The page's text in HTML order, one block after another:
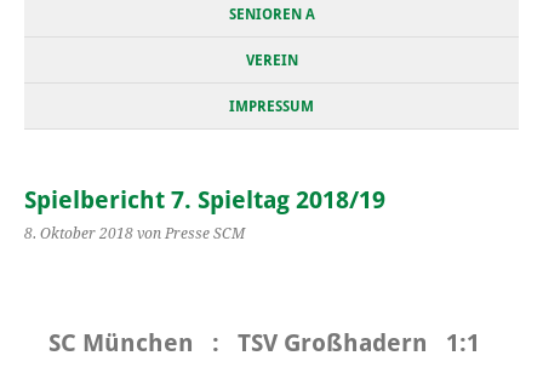
SENIOREN A
VEREIN
IMPRESSUM
Spielbericht 7. Spieltag 2018/19
8. Oktober 2018 von Presse SCM
SC München : TSV Großhadern 1:1